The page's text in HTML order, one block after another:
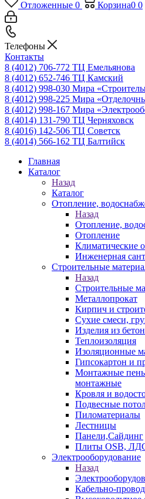
Отложенные 0 Корзина0 0
Телефоны
Контакты
8 (4012) 706-772 ТЦ Емельянова
8 (4012) 652-746 ТЦ Камский
8 (4012) 998-030 Мира
8 (4012) 998-225 Мира
8 (4012) 998-167 Мира
8 (4014) 131-790 ТЦ Черняховск
8 (4016) 142-506 ТЦ Советск
8 (4014) 566-162 ТЦ Балтийск
Главная
Каталог
Назад
Каталог
Отопление,
Назад
Отопление,
Отопление
Климатические
Инженерная
Строительные
Назад
Строительные
Металлопрокат
Кирпич и
Сухие смеси,
Изделия из
Теплоизоляция
Изоляционные
Гипсокартон и
Монтажные
монтажные
Кровля и
Подвесные
Пиломатериалы
Лестницы
Панели,Сайдинг
Плиты OSB,
Электрооборудование
Назад
Кабельно-